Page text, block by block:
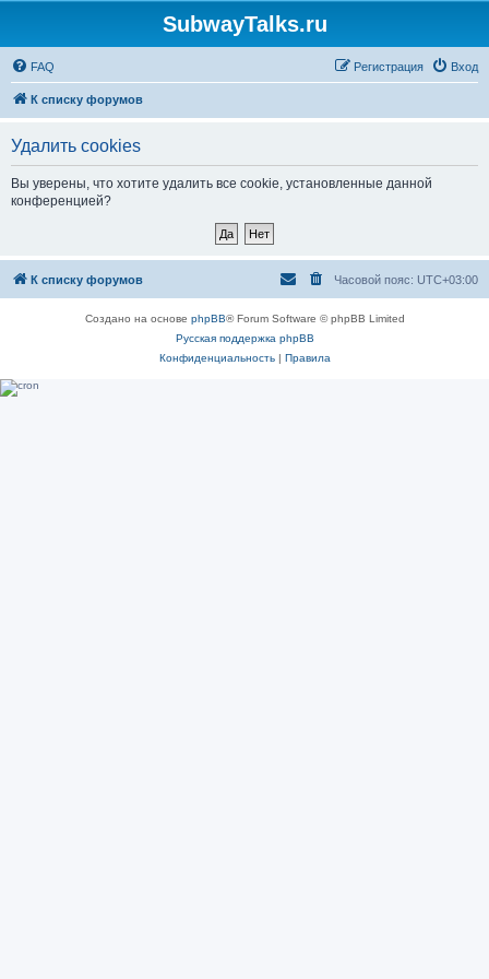
SubwayTalks.ru
FAQ Вход
Регистрация
К списку форумов
Удалить cookies
Вы уверены, что хотите удалить все cookie, установленные данной
конференцией?
К списку форумов Часовой пояс: UTC+03:00
Создано на основе phpBB® Forum Software © phpBB Limited
Русская поддержка phpBB
Конфиденциальность| Правила